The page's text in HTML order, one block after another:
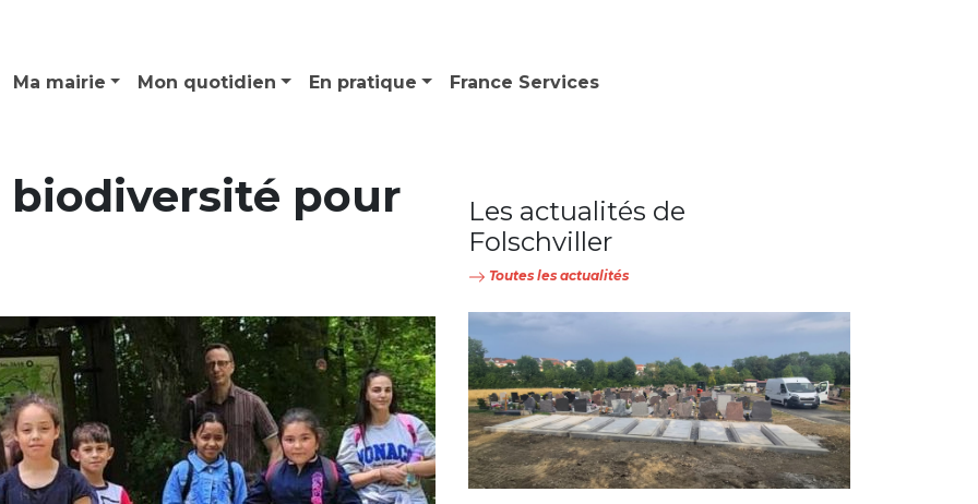
Ma mairie Mon quotidien En pratique France Services
pour
Les actualités de
Folschviller
Toutes les actualités